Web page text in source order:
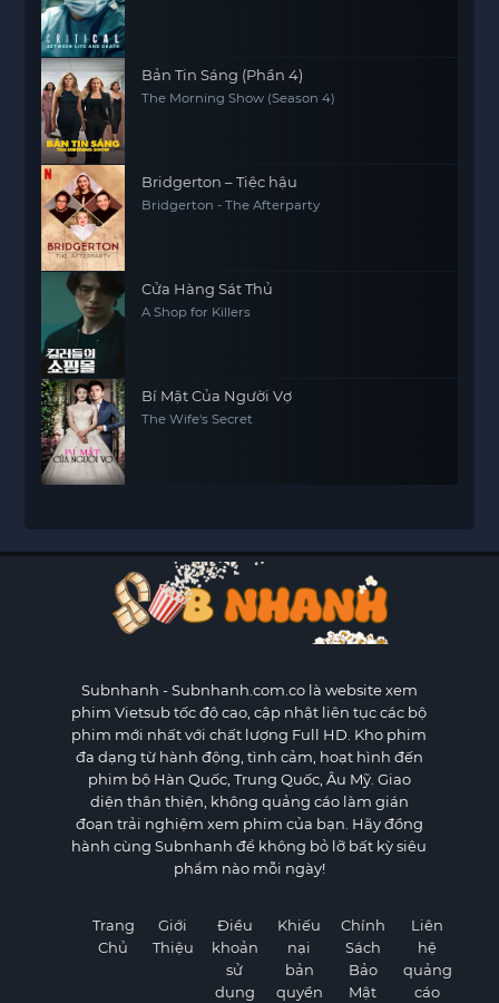
Bản Tin Sáng (Phần 4)
The Morning Show (Season 4)
Bridgerton – Tiệc hậu
Bridgerton - The Afterparty
Cửa Hàng Sát Thủ
A Shop for Killers
Bí Mật Của Người Vợ
The Wife's Secret
Subnhanh - Subnhanh.com.co là website xem
phim Vietsub tốc độ cao, cập nhật liên tục các bộ
phim mới nhất với chất lượng Full HD. Kho phim
đa dạng từ hành động, tình cảm, hoạt hình đến
phim bộ Hàn Quốc, Trung Quốc, Âu Mỹ. Giao
diện thân thiện, không quảng cáo làm gián
đoạn trải nghiệm xem phim của bạn. Hãy đồng
hành cùng Subnhanh để không bỏ lỡ bất kỳ siêu
phẩm nào mỗi ngày!
Trang
Chủ
Giới
Thiệu
Điều
khoản
sử
dụng
Khiếu
nại
bản
quyền
Chính
Sách
Bảo
Mật
Liên
hệ
quảng
cáo